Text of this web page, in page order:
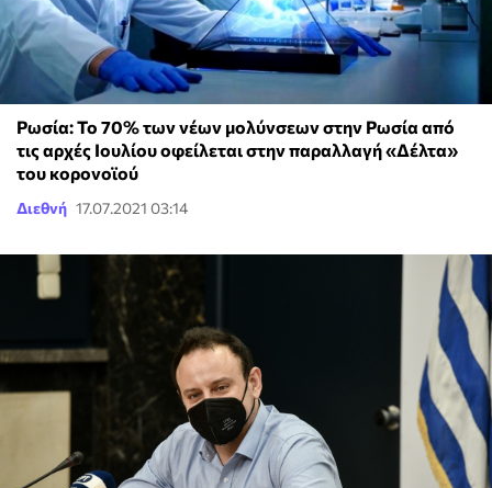
Ρωσία: Το 70% των νέων μολύνσεων στην Ρωσία από
τις αρχές Ιουλίου οφείλεται στην παραλλαγή «Δέλτα»
του κορονοϊού
Διεθνή 17.07.2021 03:14